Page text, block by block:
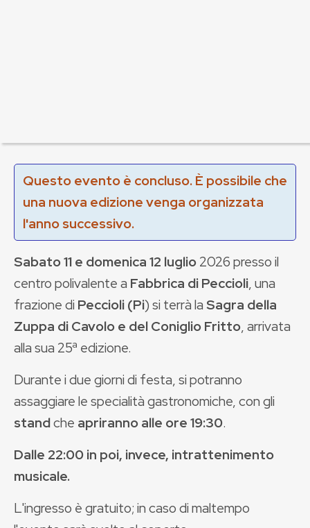
Questo evento è concluso. È possibile che
una nuova edizione venga organizzata
l'anno successivo.
Sabato 11 e domenica 12 luglio2026 presso il
centro polivalente a Fabbrica di Peccioli, una
frazione di Peccioli (Pi) si terrà laSagra della
Zuppa di Cavolo e del Coniglio Fritto, arrivata
alla sua 25ª edizione.
Durante i due giorni di festa, si potranno
assaggiare le specialità gastronomiche, con gli
standche apriranno alle ore 19:30.
Dalle 22:00 in poi, invece, intrattenimento
musicale.
L'ingresso è gratuito; in caso di maltempo